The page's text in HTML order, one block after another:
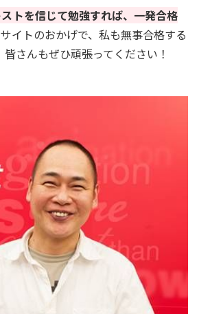
トを信じて勉強すれば、一発合格
イトのおかげで、私も無事合格する
さんもぜひ頑張ってください！